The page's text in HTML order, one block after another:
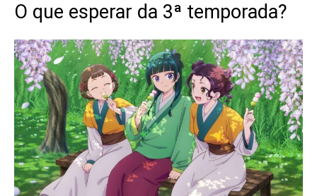
O que esperar da 3ª temporada?